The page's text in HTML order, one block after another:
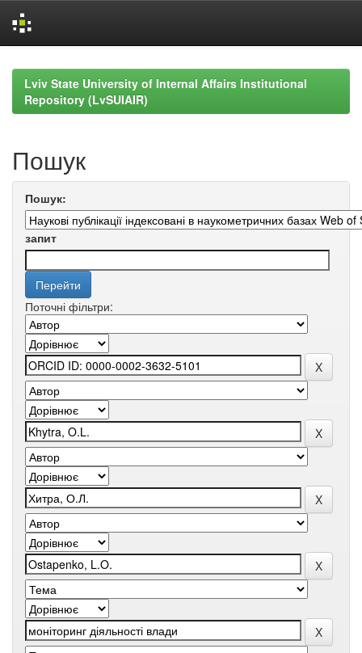
navigationLviv State University of Internal Affairs Institutional
Repository (LvSUIAIR)
Пошук
Пошук:
запит
Поточні фільтри: